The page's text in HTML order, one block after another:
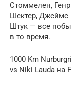
Стоммелен,
Шектер, Джеймс
Штук — все
в то время.
1000 Km
vs Niki Lauda на